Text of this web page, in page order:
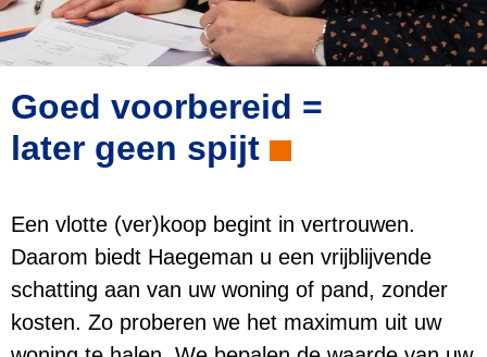
Goed voorbereid =
later geen spijt
Een vlotte (ver)koop begint in vertrouwen.
Daarom biedt Haegeman u een vrijblijvende
schatting aan van uw woning of pand, zonder
kosten. Zo proberen we het maximum uit uw